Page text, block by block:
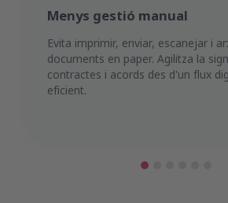
Menys gestió manual
Evita imprimir, enviar, escanejar i
documents en paper. Agilitza la
contractes i acords des d'un flux
eficient.